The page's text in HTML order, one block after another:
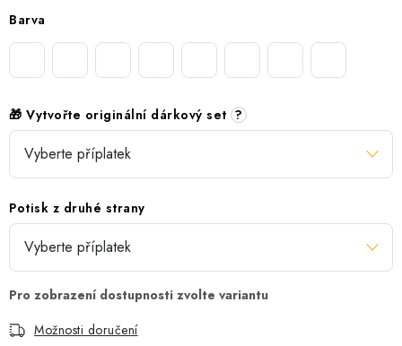
Barva
🎁 Vytvořte originální dárkový set ?
Potisk z druhé strany
Možnosti doručení